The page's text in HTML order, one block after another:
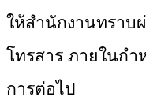
ให้สำนักงานทราบผ่
โทรสาร ภายในก
การต่อไป